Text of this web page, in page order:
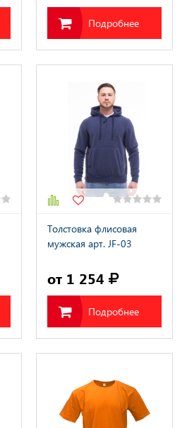
Подробнее
Толстовка флисовая
мужская арт. JF-03
от 1 254
Подробнее